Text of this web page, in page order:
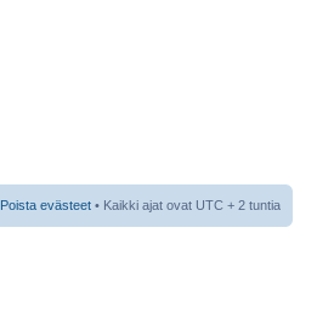
Poista evästeet • Kaikki ajat ovat UTC + 2 tuntia